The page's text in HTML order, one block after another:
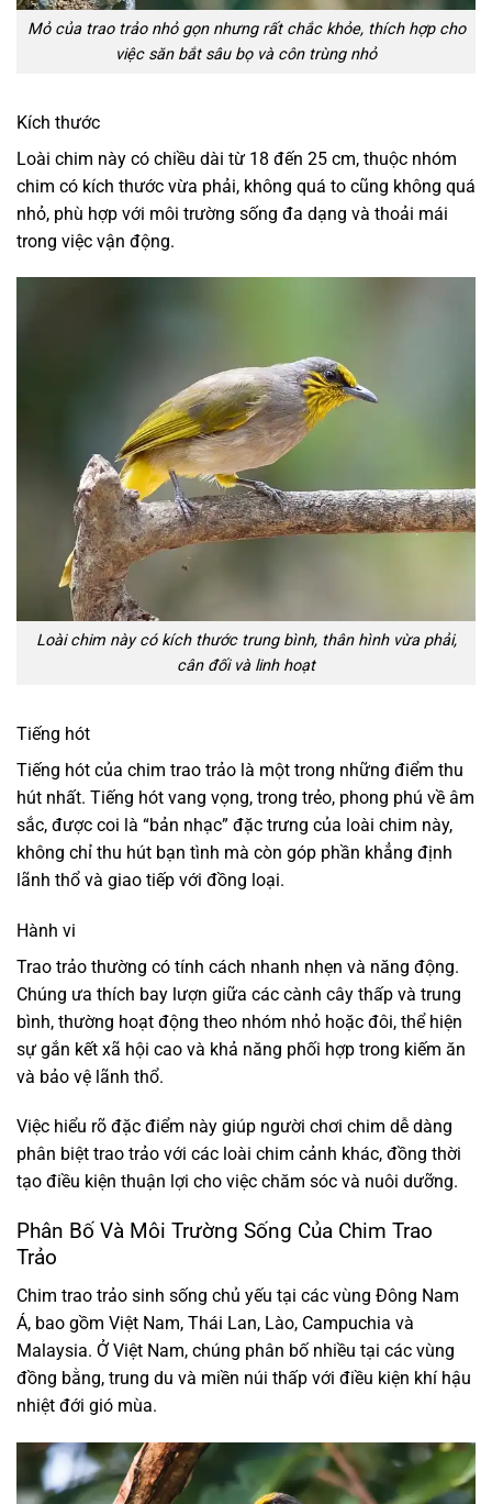
Mỏ của trao trảo nhỏ gọn nhưng rất chắc khỏe, thích hợp cho
việc săn bắt sâu bọ và côn trùng nhỏ
Kích thước
Loài chim này có chiều dài từ 18 đến 25 cm, thuộc nhóm
chim có kích thước vừa phải, không quá to cũng không quá
nhỏ, phù hợp với môi trường sống đa dạng và thoải mái
trong việc vận động.
Loài chim này có kích thước trung bình, thân hình vừa phải,
cân đối và linh hoạt
Tiếng hót
Tiếng hót của chim trao trảo là một trong những điểm thu
hút nhất. Tiếng hót vang vọng, trong trẻo, phong phú về âm
sắc, được coi là “bản nhạc” đặc trưng của loài chim này,
không chỉ thu hút bạn tình mà còn góp phần khẳng định
lãnh thổ và giao tiếp với đồng loại.
Hành vi
Trao trảo thường có tính cách nhanh nhẹn và năng động.
Chúng ưa thích bay lượn giữa các cành cây thấp và trung
bình, thường hoạt động theo nhóm nhỏ hoặc đôi, thể hiện
sự gắn kết xã hội cao và khả năng phối hợp trong kiếm ăn
và bảo vệ lãnh thổ.
Việc hiểu rõ đặc điểm này giúp người chơi chim dễ dàng
phân biệt trao trảo với các loài chim cảnh khác, đồng thời
tạo điều kiện thuận lợi cho việc chăm sóc và nuôi dưỡng.
Phân Bố Và Môi Trường Sống Của Chim Trao
Trảo
Chim trao trảo sinh sống chủ yếu tại các vùng Đông Nam
Á, bao gồm Việt Nam, Thái Lan, Lào, Campuchia và
Malaysia. Ở Việt Nam, chúng phân bố nhiều tại các vùng
đồng bằng, trung du và miền núi thấp với điều kiện khí hậu
nhiệt đới gió mùa.